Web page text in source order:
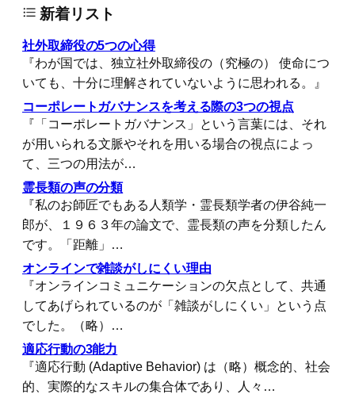
新着リスト
社外取締役の5つの心得
『わが国では、独立社外取締役の（究極の） 使命につ
いても、十分に理解されていないように思われる。』
コーポレートガバナンスを考える際の3つの視点
『「コーポレートガバナンス」という言葉には、それ
が用いられる文脈やそれを用いる場合の視点によっ
て、三つの用法が…
霊長類の声の分類
『私のお師匠でもある人類学・霊長類学者の伊谷純一
郎が、１９６３年の論文で、霊長類の声を分類したん
です。「距離」…
オンラインで雑談がしにくい理由
『オンラインコミュニケーションの欠点として、共通
してあげられているのが「雑談がしにくい」という点
でした。（略）…
適応行動の3能力
『適応行動 (Adaptive Behavior) は（略）概念的、社会
的、実際的なスキルの集合体であり、人々…